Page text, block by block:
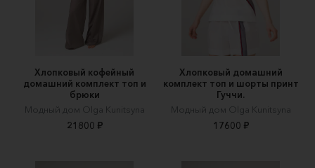
Хлопковый кофейный
домашний комплект топ и
брюки
Модный дом Olga Kunitsyna
21800 ₽
Хлопковый домашний
комплект топ и шорты принт
Гуччи.
Модный дом Olga Kunitsyna
17600 ₽